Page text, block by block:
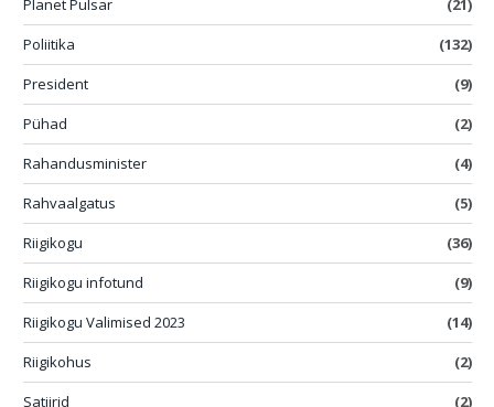
Planet Pulsar
(21)
Poliitika
(132)
President
(9)
Pühad
(2)
Rahandusminister
(4)
Rahvaalgatus
(5)
Riigikogu
(36)
Riigikogu infotund
(9)
Riigikogu Valimised 2023
(14)
Riigikohus
(2)
Satiirid
(2)